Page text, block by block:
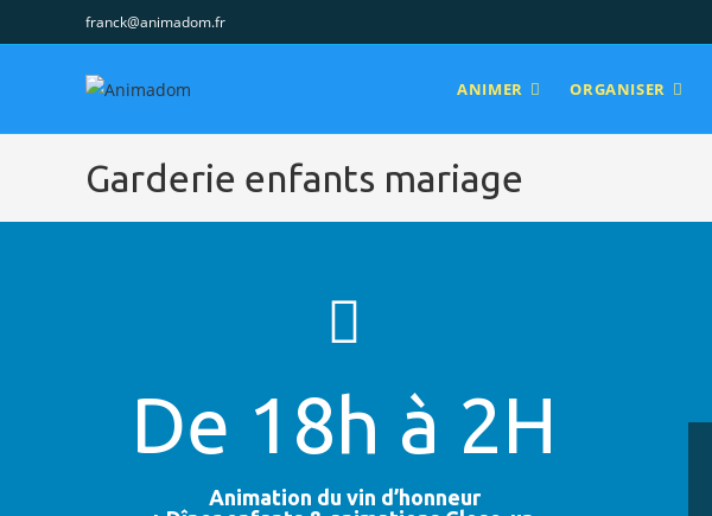
franck@animadom.fr
ANIMER ORGANISER
Garderie enfants mariage
De 18h à 2H
Animation du vin d’honneur